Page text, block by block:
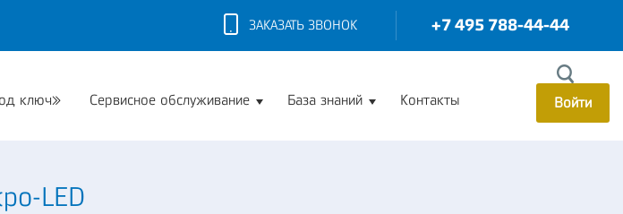
ЗАКАЗАТЬ ЗВОНОК +7 495 788-44-44
ключ» Сервисное обслуживание База знаний Контакты Войти
LED